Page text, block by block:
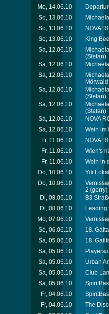
Mo, 14.06.10
So, 13.06.10
So, 13.06.10
NOVA
So, 13.06.10
King
Sa, 12.06.10
(Stefan)
Sa, 12.06.10
Sa, 12.06.10
Sa, 12.06.10
(Stefan)
Sa, 12.06.10
(Stefan)
Sa, 12.06.10
NOVA
Sa, 12.06.10
Wein im
Fr, 11.06.10
NOVA
Fr, 11.06.10
Wien's
Fr, 11.06.10
Wein in
Do, 10.06.10
Yili
Do, 10.06.10
2 (gerry)
Di, 08.06.10
B3
Di, 08.06.10
Leading
Mo, 07.06.10
So, 06.06.10
18.
Sa, 05.06.10
18.
Sa, 05.06.10
Sa, 05.06.10
Urban
Sa, 05.06.10
Club
Sa, 05.06.10
Fr, 04.06.10
Fr, 04.06.10
The